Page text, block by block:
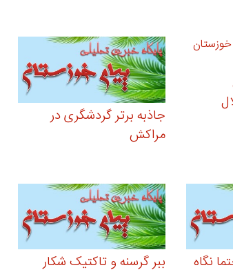
جاذبه برتر گردشگری در
مراکش
نگاه ببر گرسنه و تاکتیک شکار